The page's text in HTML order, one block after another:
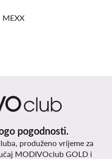
MEXX
pogodnosti.
produženo vrijeme za
MODIVOclub GOLD i